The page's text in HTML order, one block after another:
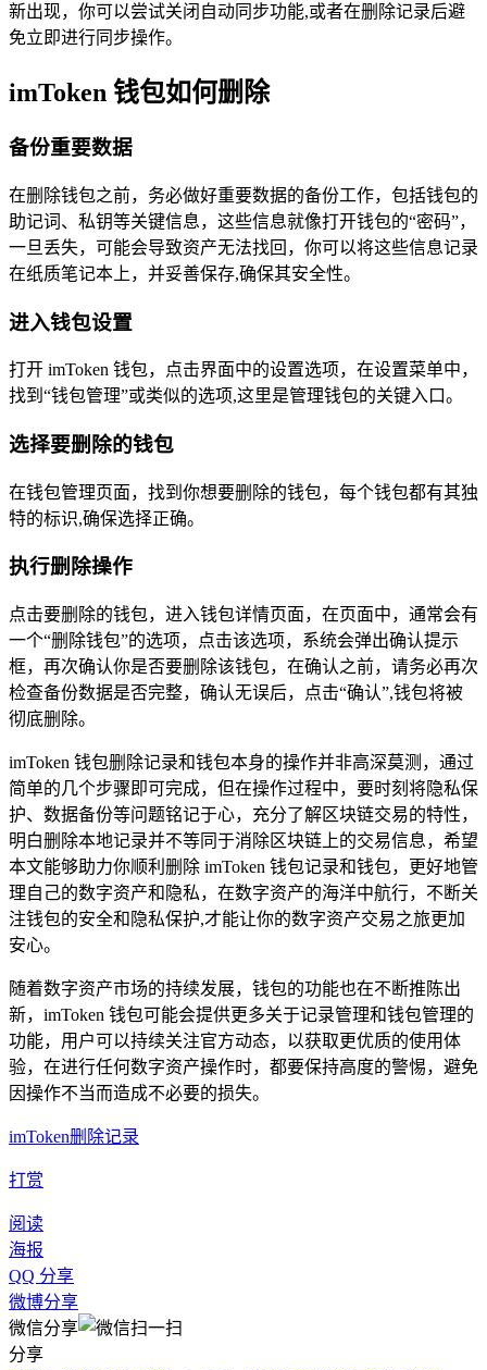
新出现，你可以尝试关闭自动同步功能,或者在删除记录后避
免立即进行同步操作。
imToken 钱包如何删除
备份重要数据
在删除钱包之前，务必做好重要数据的备份工作，包括钱包的
助记词、私钥等关键信息，这些信息就像打开钱包的“密码”，
一旦丢失，可能会导致资产无法找回，你可以将这些信息记录
在纸质笔记本上，并妥善保存,确保其安全性。
进入钱包设置
打开 imToken 钱包，点击界面中的设置选项，在设置菜单中，
找到“钱包管理”或类似的选项,这里是管理钱包的关键入口。
选择要删除的钱包
在钱包管理页面，找到你想要删除的钱包，每个钱包都有其独
特的标识,确保选择正确。
执行删除操作
点击要删除的钱包，进入钱包详情页面，在页面中，通常会有
一个“删除钱包”的选项，点击该选项，系统会弹出确认提示
框，再次确认你是否要删除该钱包，在确认之前，请务必再次
检查备份数据是否完整，确认无误后，点击“确认”,钱包将被
彻底删除。
imToken 钱包删除记录和钱包本身的操作并非高深莫测，通过
简单的几个步骤即可完成，但在操作过程中，要时刻将隐私保
护、数据备份等问题铭记于心，充分了解区块链交易的特性，
明白删除本地记录并不等同于消除区块链上的交易信息，希望
本文能够助力你顺利删除 imToken 钱包记录和钱包，更好地管
理自己的数字资产和隐私，在数字资产的海洋中航行，不断关
注钱包的安全和隐私保护,才能让你的数字资产交易之旅更加
安心。
随着数字资产市场的持续发展，钱包的功能也在不断推陈出
新，imToken 钱包可能会提供更多关于记录管理和钱包管理的
功能，用户可以持续关注官方动态，以获取更优质的使用体
验，在进行任何数字资产操作时，都要保持高度的警惕，避免
因操作不当而造成不必要的损失。
imToken删除记录
打赏
阅读
海报
QQ 分享
微博分享
微信分享
分享